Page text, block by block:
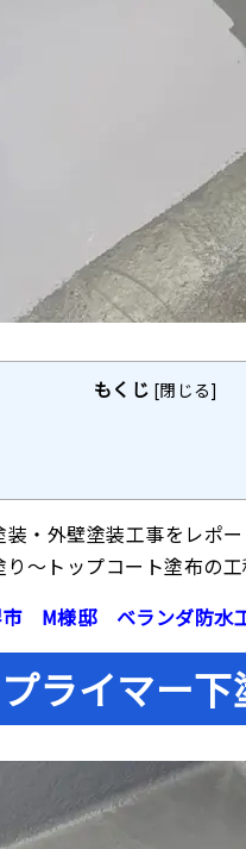
もくじ [閉じる]
・外壁塗装工事をレポ
〜トップコート塗布の
市 M様邸 ベランダ防水
ライマー下